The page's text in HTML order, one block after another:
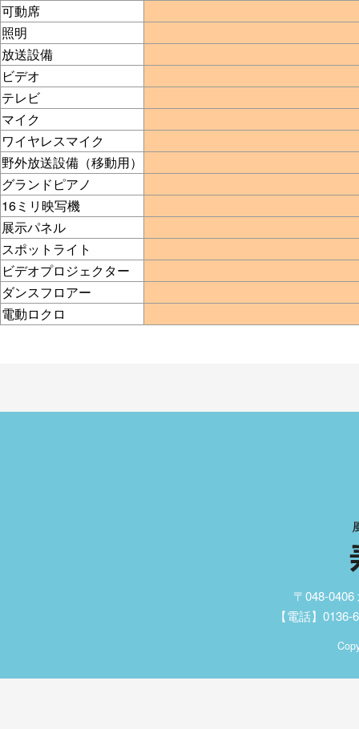
可動席
照明
放送設備
ビデオ
テレビ
マイク
ワイヤレスマイク
野外放送設備（移動用）
グランドピアノ
16ミリ映写機
展示パネル
スポットライト
ビデオプロジェクター
ダンスフロアー
電動ロクロ
〒048-
【電話】